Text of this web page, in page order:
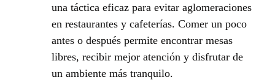
una táctica eficaz para evitar aglomeraciones
en restaurantes y cafeterías. Comer un poco
antes o después permite encontrar mesas
libres, recibir mejor atención y disfrutar de
un ambiente más tranquilo.